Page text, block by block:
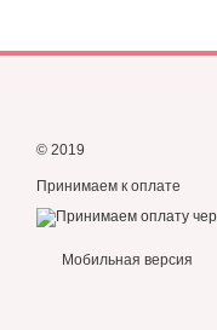
© 2019
Принимаем к оплате
Мобильная версия